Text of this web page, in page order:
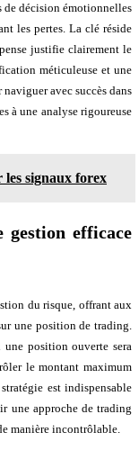
de décision émotionnelles
les pertes. La clé réside
justifie clairement le
méticuleuse et une
avec succès dans
à une analyse rigoureuse
les signaux forex
gestion efficace
du risque, offrant aux
une position de trading.
position ouverte sera
le montant maximum
est indispensable
une approche de trading
manière incontrôlable.